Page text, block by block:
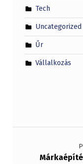
Tech
Uncategorized
Űr
Vállalkozás
Bejegyzés navigáció